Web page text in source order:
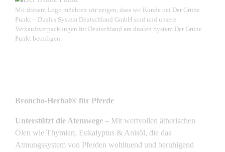
Mit diesem Logo möchten wir zeigen, dass wir Kunde bei Der Grüne
Punkt – Duales System Deutschland GmbH sind und unsere
Verkaufsverpackungen für Deutschland am dualen System Der Grüne
Punkt beteiligen.
Broncho-Herbal® für Pferde
Unterstützt die Atemwege – Mit wertvollen ätherischen
Ölen wie Thymian, Eukalyptus & Anisöl, die das
Atmungssystem von Pferden wohltuend und beruhigend